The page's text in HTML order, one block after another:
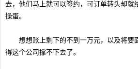
去，他们马上就可以签约，可订单转头却就
操蛋。
想想账上剩下的不到一万元，以及将要
得这个公司撑不下去了。